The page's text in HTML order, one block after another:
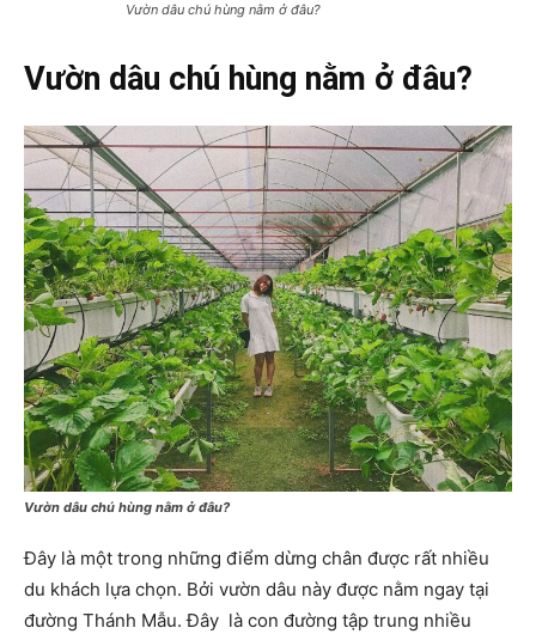
Vườn dâu chú hùng nằm ở đâu?
Vườn dâu chú hùng nằm ở đâu?
Vườn dâu chú hùng nằm ở đâu?
Đây là một trong những điểm dừng chân được rất nhiều
du khách lựa chọn. Bởi vườn dâu này được nằm ngay tại
đường Thánh Mẫu. Đây là con đường tập trung nhiều